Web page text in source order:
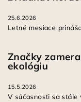
25.6.2026
Letné mesiace
Značky
ekológiu
15.5.2026
V súčasnosti sa stále